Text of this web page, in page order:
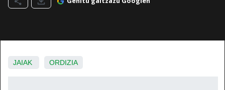
JAIAK ORDIZIA